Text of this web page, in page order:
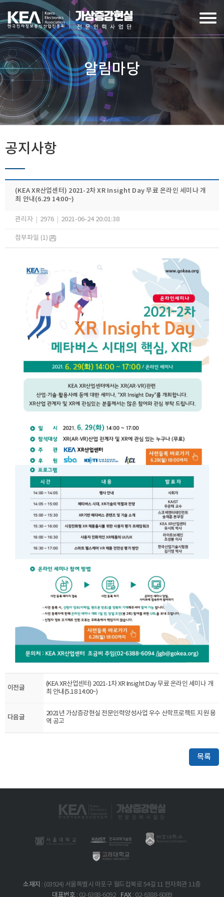
알림마당
공지사항
(KEA XR산업센터) 2021-2차 XR Insight Day 무료 온라인 세미나 개
최 안내(6.29 14:00~)
관리자 2976 2021-06-24 20:01:38
첨부파일 (1)
이전글
(KEA XR산업센터) 2021-1차 XR Insight Day 무료 온라인 세미나 개
최 안내(5.18 14:00~)
다음글
2021년 가상증강현실 전문인력양성사업 우수 산학프로젝트 지원 용
역 공고
목록
소재지 : (03924) 서울특별시 마포구 월드컵북로 54길 11 전자회관 11층
대표번호 : 02-6388-6092 FAX: 02-6388-6089